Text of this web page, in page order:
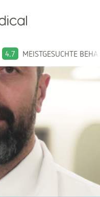
4.7 MEISTGESUCHTE